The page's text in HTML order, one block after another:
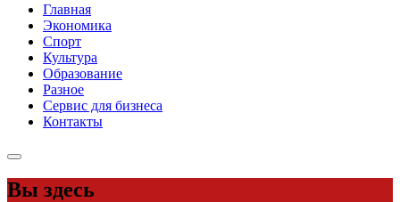
Главная
Экономика
Спорт
Культура
Образование
Разное
Сервис для бизнеса
Контакты
Вы здесь